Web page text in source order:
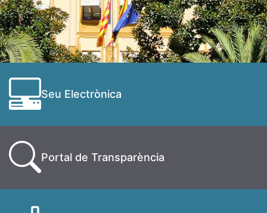
Seu Electrònica
Portal de Transparència